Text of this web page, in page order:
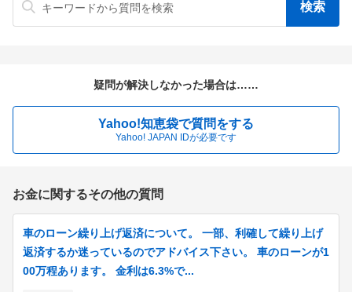
疑問が解決しなかった場合は……
Yahoo!知恵袋で質問をする
Yahoo! JAPAN IDが必要です
お金に関するその他の質問
車のローン繰り上げ返済について。 一部、利確して繰り上げ
返済するか迷っているのでアドバイス下さい。 車のローンが1
00万程あります。 金利は6.3%で...